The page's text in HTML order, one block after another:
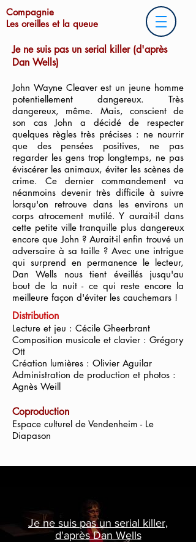
Compagnie
Les oreilles et la queue
Je ne suis pas un serial killer (d'après
Dan Wells)
John Wayne Cleaver est un jeune homme
potentiellement dangereux. Très
dangereux, même. Mais, conscient de
son cas John a décidé de respecter
quelques règles très précises : ne nourrir
que des pensées positives, ne pas
regarder les gens trop longtemps, ne pas
éviscérer les animaux, éviter les scènes de
crime. Ce dernier commandement va
néanmoins devenir très difficile à suivre
lorsqu'on retrouve dans les environs un
corps atrocement mutilé. Y aurait-il dans
cette petite ville tranquille plus dangereux
encore que John ? Aurait-il enfin trouvé un
adversaire à sa taille ? Avec une intrigue
qui surprend en permanence le lecteur,
Dan Wells nous tient éveillés jusqu'au
bout de la nuit - ce qui reste encore la
meilleure façon d'éviter les cauchemars !
Distribution
Lecture et jeu : Cécile Gheerbrant
Composition musicale et clavier : Grégory
Ott
Création lumières : Olivier Aguilar
Administration de production et photos :
Agnès Weill
Coproduction
Espace culturel de Vendenheim - Le
Diapason
Je ne suis pas un serial killer,
d'après Dan Wells